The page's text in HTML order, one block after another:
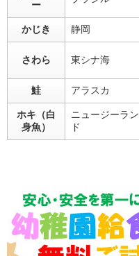
ー
かじき 静岡
さわら 東シナ海
鮭 アラスカ
ホキ（白
身魚）
ニュージーラン
ド